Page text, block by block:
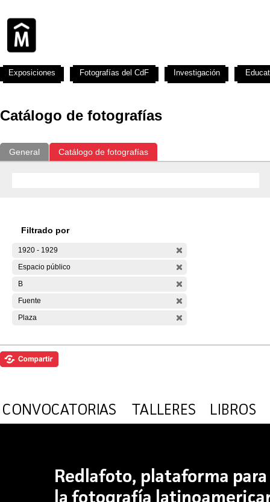
Catálogo de fotografías
General Catálogo de fotografías
Filtrado por
1920 - 1929
Espacio público
B
Fuente
Plaza
Exposiciones Fotografías del CdF Investigación